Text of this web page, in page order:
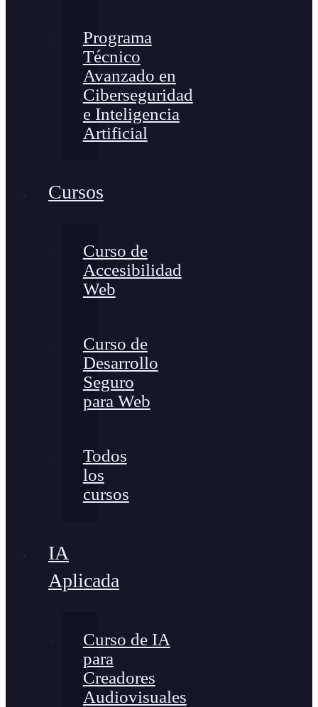
Programa
Técnico
Avanzado en
Ciberseguridad
e Inteligencia
Artificial
Cursos
Curso de
Accesibilidad
Web
Curso de
Desarrollo
Seguro
para Web
Todos
los
cursos
IA
Aplicada
Curso de IA
para
Creadores
Audiovisuales